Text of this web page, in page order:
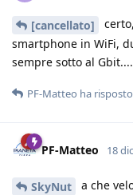
[cancellato]
smartphone in WiFi,
sempre sotto al Gbit....
PF-Matteo ha
PF-Matteo 18
SkyNut a che